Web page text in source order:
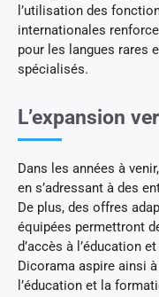
l’utilisation des
internationales
pour les langues rares
spécialisés.
L’expansion
Dans les années à
en s’adressant à des
De plus, des offres
équipées permettront
d’accès à l’éducation
Dicorama aspire ainsi
l’éducation et la